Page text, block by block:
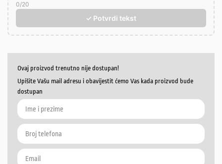
0/20
✓ Potvrdi tekst
Ovaj proizvod trenutno nije dostupan!
Upišite Vašu mail adresu i obavijestit ćemo Vas kada proizvod bude
dostupan